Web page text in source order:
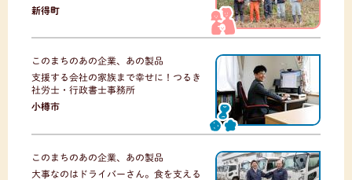
新得町
このまちのあの企業、あの製品
支援する会社の家族まで幸せに！つるき
社労士・行政書士事務所
小樽市
このまちのあの企業、あの製品
大事なのはドライバーさん。食を支える